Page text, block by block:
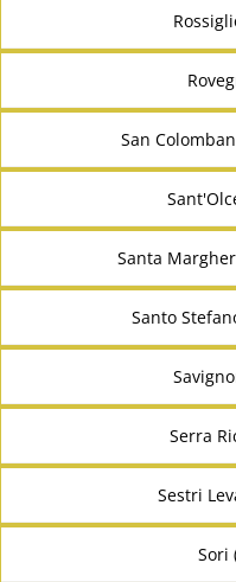
San
Santa
Santo
Serra
Sestri
Sori